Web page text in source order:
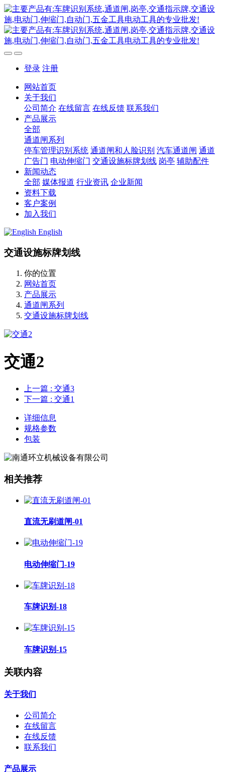
登录 注册
网站首页
关于我们
公司简介 在线留言 在线反馈 联系我们
产品展示
全部
通道闸系列
停车管理识别系统 通道闸和人脸识别 汽车通道闸 通道
广告门 电动伸缩门 交通设施标牌划线 岗亭 辅助配件
新闻动态
全部 媒体报道 行业资讯 企业新闻
资料下载
客户案例
加入我们
English
交通设施标牌划线
你的位置
网站首页
产品展示
通道闸系列
交通设施标牌划线
交通2
上一篇 : 交通3
下一篇 : 交通1
详细信息
规格参数
包装
相关推荐
直流无刷道闸-01
电动伸缩门-19
车牌识别-18
车牌识别-15
关联内容
关于我们
公司简介
在线留言
在线反馈
联系我们
产品展示